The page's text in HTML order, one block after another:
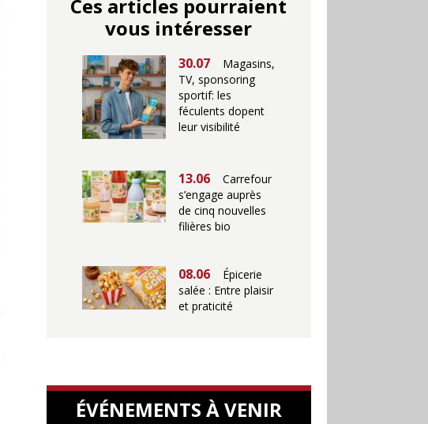
Ces articles pourraient
vous intéresser
30.07
Magasins,
TV, sponsoring
sportif: les
féculents dopent
leur visibilité
13.06
Carrefour
s’engage auprès
de cinq nouvelles
filières bio
08.06
Épicerie
salée : Entre plaisir
et praticité
ÉVÉNEMENTS À VENIR